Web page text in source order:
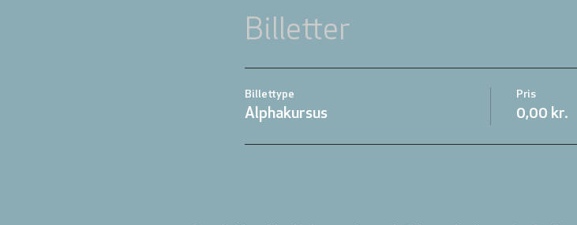
Billetter
Billettype
Alphakursus
Pris
0,00 kr.